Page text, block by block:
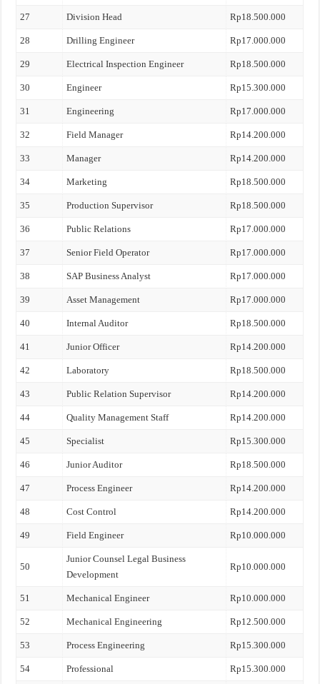
27 Division Head Rp18.500.000
28 Drilling Engineer Rp17.000.000
29 Electrical Inspection Engineer Rp18.500.000
30 Engineer Rp15.300.000
31 Engineering Rp17.000.000
32 Field Manager Rp14.200.000
33 Manager Rp14.200.000
34 Marketing Rp18.500.000
35 Production Supervisor Rp18.500.000
36 Public Relations Rp17.000.000
37 Senior Field Operator Rp17.000.000
38 SAP Business Analyst Rp17.000.000
39 Asset Management Rp17.000.000
40 Internal Auditor Rp18.500.000
41 Junior Officer Rp14.200.000
42 Laboratory Rp18.500.000
43 Public Relation Supervisor Rp14.200.000
44 Quality Management Staff Rp14.200.000
45 Specialist Rp15.300.000
46 Junior Auditor Rp18.500.000
47 Process Engineer Rp14.200.000
48 Cost Control Rp14.200.000
49 Field Engineer Rp10.000.000
50
Junior Counsel Legal Business
Development
Rp10.000.000
51 Mechanical Engineer Rp10.000.000
52 Mechanical Engineering Rp12.500.000
53 Process Engineering Rp15.300.000
54 Professional Rp15.300.000